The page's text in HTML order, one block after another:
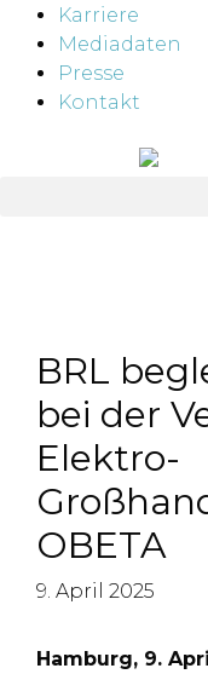
Karriere
Mediadaten
Presse
Kontakt
BRL
bei der
Elektro-
OBETA
9. April 2025
Hamburg, 9.